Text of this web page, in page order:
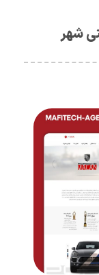
شهر